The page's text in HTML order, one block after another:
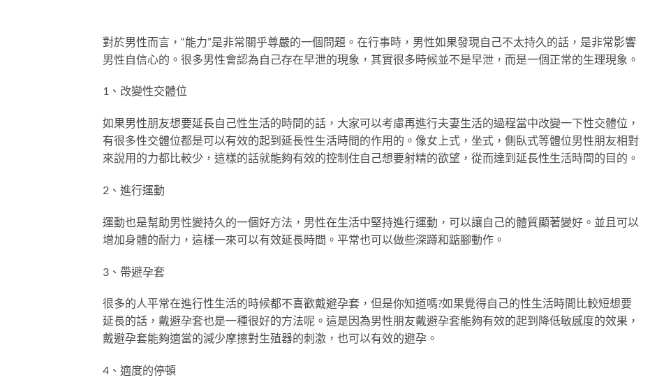
對於男性而言，“能力”是非常關乎尊嚴的一個問題。在行事時，男性如果發現自己不太持久的話，是非常影響
男性自信心的。很多男性會認為自己存在早泄的現象，其實很多時候並不是早泄，而是一個正常的生理現象。
1、改變性交體位
如果男性朋友想要延長自己性生活的時間的話，大家可以考慮再進行夫妻生活的過程當中改變一下性交體位，
有很多性交體位都是可以有效的起到延長性生活時間的作用的。像女上式，坐式，側臥式等體位男性朋友相對
來說用的力都比較少，這樣的話就能夠有效的控制住自己想要射精的欲望，從而達到延長性生活時間的目的。
2、進行運動
運動也是幫助男性變持久的一個好方法，男性在生活中堅持進行運動，可以讓自己的體質顯著變好。並且可以
增加身體的耐力，這樣一來可以有效延長時間。平常也可以做些深蹲和踮腳動作。
3、帶避孕套
很多的人平常在進行性生活的時候都不喜歡戴避孕套，但是你知道嗎?如果覺得自己的性生活時間比較短想要
延長的話，戴避孕套也是一種很好的方法呢。這是因為男性朋友戴避孕套能夠有效的起到降低敏感度的效果，
戴避孕套能夠適當的減少摩擦對生殖器的刺激，也可以有效的避孕。
4、適度的停頓